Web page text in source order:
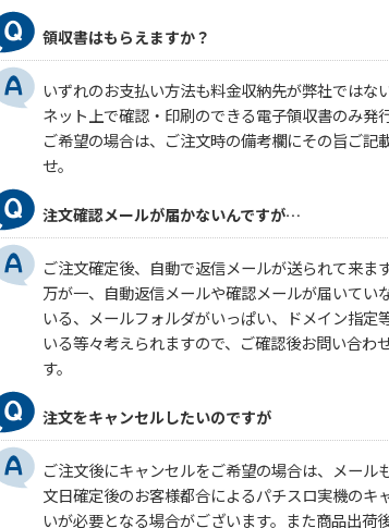
領収書はもらえますか？
いずれのお支払い方法も料金収納先が弊社では
ネット上で確認・印刷のできる電子領収書のみ発
ご希望の場合は、ご注文時の備考欄にその旨ご
せ。
注文確認メールが届かないんですが…
ご注文確定後、自動で返信メールが送られて来ま
万が一、自動返信メールや確認メールが届いて
いる、メールフォルダがいっぱい、ドメイン指
いる等々考えられますので、ご確認後お問い合わ
す。
注文をキャンセルしたいのですが
ご注文後にキャンセルをご希望の場合は、メー
文日確定後のお客様都合によるパチスロ実機の
いが必要となる場合がございます。また商品出